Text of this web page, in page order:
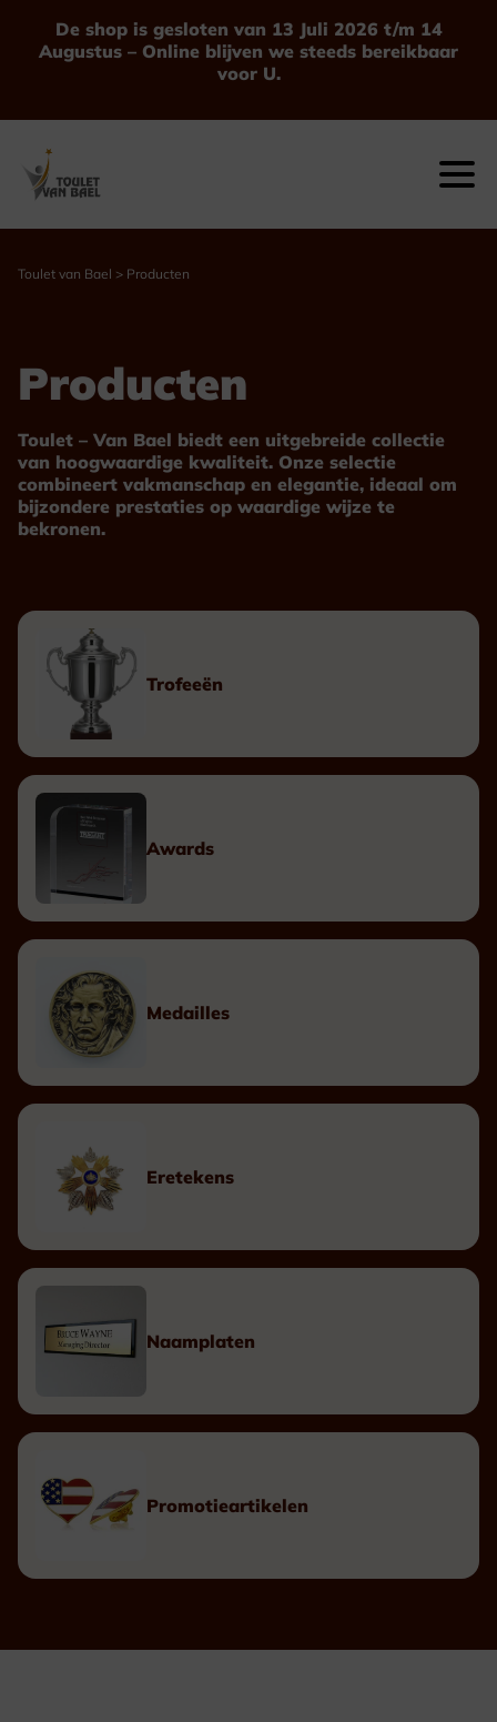
De shop is gesloten van 13 Juli 2026 t/m 14
Augustus – Online blijven we steeds bereikbaar
voor U.
Toulet van Bael > Producten
Producten
Toulet – Van Bael biedt een uitgebreide collectie
van hoogwaardige kwaliteit. Onze selectie
combineert vakmanschap en elegantie, ideaal om
bijzondere prestaties op waardige wijze te
bekronen.
Trofeeën
Awards
Medailles
Eretekens
Naamplaten
Promotieartikelen